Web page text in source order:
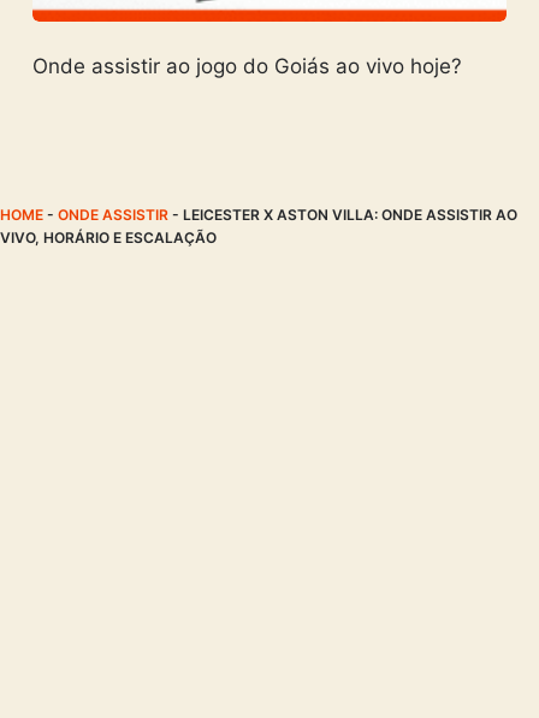
Onde assistir ao jogo do Goiás ao vivo hoje?
HOME - ONDE ASSISTIR - LEICESTER X ASTON VILLA: ONDE ASSISTIR AO
VIVO, HORÁRIO E ESCALAÇÃO